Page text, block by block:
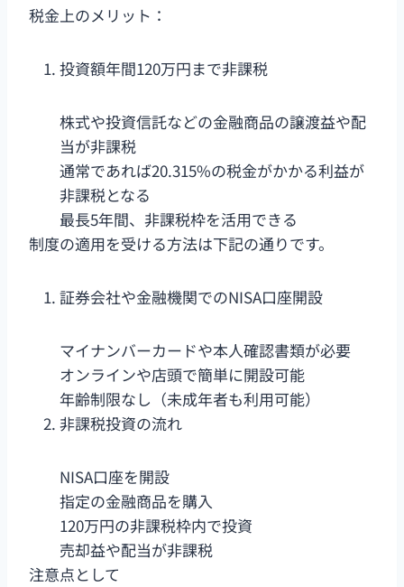
税金上のメリット：
投資額年間120万円まで非課税
株式や投資信託などの金融商品の譲渡益や配
当が非課税
通常であれば20.315%の税金がかかる利益が
非課税となる
最長5年間、非課税枠を活用できる
制度の適用を受ける方法は下記の通りです。
証券会社や金融機関でのNISA口座開設
マイナンバーカードや本人確認書類が必要
オンラインや店頭で簡単に開設可能
年齢制限なし（未成年者も利用可能）
非課税投資の流れ
NISA口座を開設
指定の金融商品を購入
120万円の非課税枠内で投資
売却益や配当が非課税
注意点として